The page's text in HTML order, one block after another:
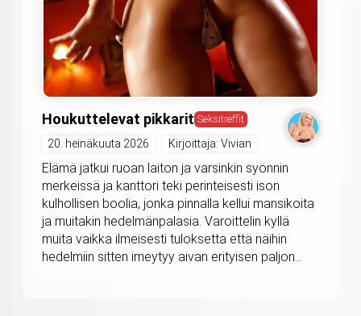
Houkuttelevat pikkarit Seksitreffit
20. heinäkuuta 2026 Kirjoittaja: Vivian
Elämä jatkui ruoan laiton ja varsinkin syönnin
merkeissä ja kanttori teki perinteisesti ison
kulhollisen boolia, jonka pinnalla kellui mansikoita
ja muitakin hedelmänpalasia. Varoittelin kyllä
muita vaikka ilmeisesti tuloksetta että näihin
hedelmiin sitten imeytyy aivan erityisen paljon...